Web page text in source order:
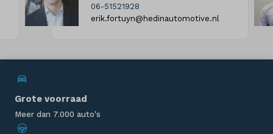
06-51521928
erik.fortuyn@hedinautomotive.nl
Grote voorraad
Meer dan 7.000 auto's